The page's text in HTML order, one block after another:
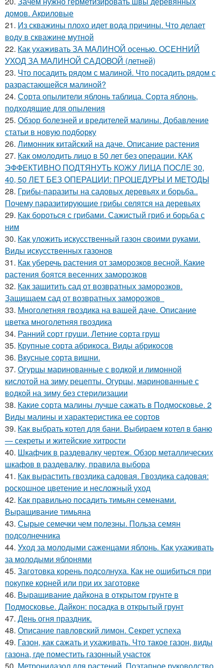
домов. Акриловые
21. Из скважины плохо идет вода причины. Что делает
воду в скважине мутной
22. Как ухаживать ЗА МАЛИНОЙ осенью. ОСЕННИЙ
УХОД ЗА МАЛИНОЙ САДОВОЙ (летней)
23. Что посадить рядом с малиной. Что посадить рядом с
разрастающейся малиной?
24. Сорта опылители яблонь таблица. Сорта яблонь,
подходящие для опыления
25. Обзор болезней и вредителей малины. Добавление
статьи в новую подборку
26. Лимонник китайский на даче. Описание растения
27. Как омолодить лицо в 50 лет без операции. КАК
ЭФФЕКТИВНО ПОДТЯНУТЬ КОЖУ ЛИЦА ПОСЛЕ 30,
40, 50 ЛЕТ БЕЗ ОПЕРАЦИИ: ПРОЦЕДУРЫ И МЕТОДЫ
28. Грибы-паразиты на садовых деревьях и борьба..
Почему паразитирующие грибы селятся на деревьях
29. Как бороться с грибами. Сажистый гриб и борьба с
ним
30. Как уложить искусственный газон своими руками.
Виды искусственных газонов
31. Как уберечь растения от заморозков весной. Какие
растения боятся весенних заморозков
32. Как защитить сад от возвратных заморозков.
Защищаем сад от возвратных заморозков
33. Многолетняя гвоздика на вашей даче. Описание
цветка многолетняя гвоздика
34. Ранний сорт груши. Летние сорта груш
35. Крупные сорта абрикоса. Виды абрикосов
36. Вкусные сорта вишни.
37. Огурцы маринованные с водкой и лимонной
кислотой на зиму рецепты. Огурцы, маринованные с
водкой на зиму без стерилизации
38. Какие сорта малины лучше сажать в Подмосковье. 2
Виды малины и характеристика ее сортов
39. Как выбрать котел для бани. Выбираем котел в баню
— секреты и житейские хитрости
40. Шкафчик в раздевалку чертеж. Обзор металлических
шкафов в раздевалку, правила выбора
41. Как вырастить гвоздика садовая. Гвоздика садовая:
роскошное цветение и несложный уход
42. Как правильно посадить тимьян семенами.
Выращивание тимьяна
43. Сырые семечки чем полезны. Польза семян
подсолнечника
44. Уход за молодыми саженцами яблонь. Как ухаживать
за молодыми яблонями
45. Заготовка корень подсолнуха. Как не ошибиться при
покупке корней или при их заготовке
46. Выращивание дайкона в открытом грунте в
Подмосковье. Дайкон: посадка в открытый грунт
47. День огня праздник.
48. Описание павловский лимон. Секрет успеха
49. Газон, как сажать и ухаживать. Что такое газон, виды
газона, где поместить газонный участок